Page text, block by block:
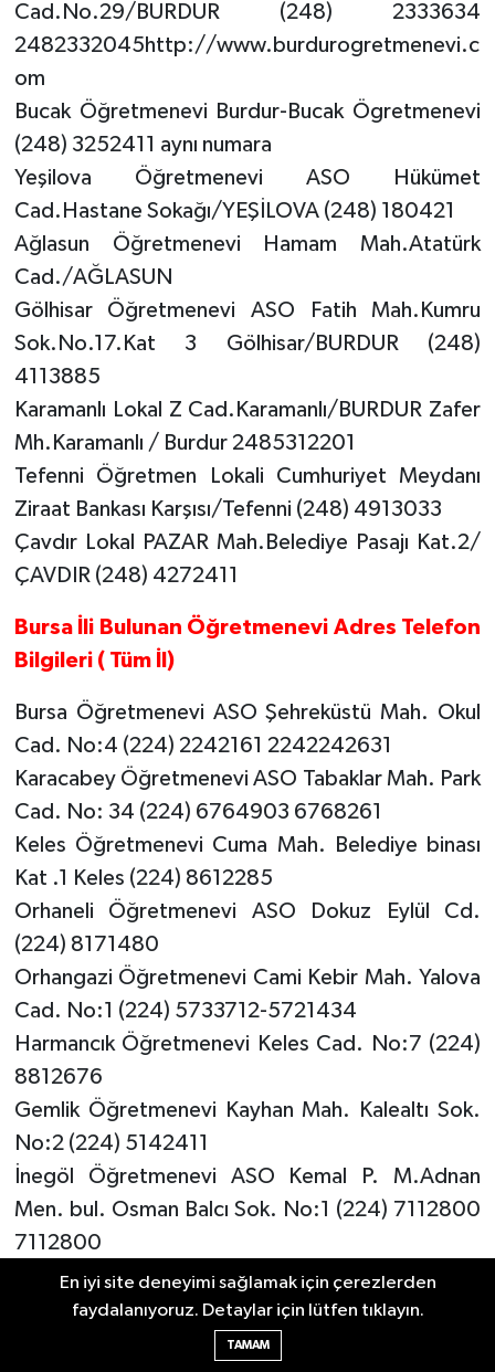
Cad.No.29/BURDUR (248) 2333634
2482332045http://www.burdurogretmenevi.c
om
Bucak Öğretmenevi Burdur-Bucak Ögretmenevi
(248) 3252411 aynı numara
Yeşilova Öğretmenevi ASO Hükümet
Cad.Hastane Sokağı/YEŞİLOVA (248) 180421
Ağlasun Öğretmenevi Hamam Mah.Atatürk
Cad./AĞLASUN
Gölhisar Öğretmenevi ASO Fatih Mah.Kumru
Sok.No.17.Kat 3 Gölhisar/BURDUR (248)
4113885
Karamanlı Lokal Z Cad.Karamanlı/BURDUR Zafer
Mh.Karamanlı / Burdur 2485312201
Tefenni Öğretmen Lokali Cumhuriyet Meydanı
Ziraat Bankası Karşısı/Tefenni (248) 4913033
Çavdır Lokal PAZAR Mah.Belediye Pasajı Kat.2/
ÇAVDIR (248) 4272411
Bursa İli Bulunan Öğretmenevi Adres Telefon
Bilgileri ( Tüm İl)
Bursa Öğretmenevi ASO Şehreküstü Mah. Okul
Cad. No:4 (224) 2242161 2242242631
Karacabey Öğretmenevi ASO Tabaklar Mah. Park
Cad. No: 34 (224) 6764903 6768261
Keles Öğretmenevi Cuma Mah. Belediye binası
Kat .1 Keles (224) 8612285
Orhaneli Öğretmenevi ASO Dokuz Eylül Cd.
(224) 8171480
Orhangazi Öğretmenevi Cami Kebir Mah. Yalova
Cad. No:1 (224) 5733712-5721434
Harmancık Öğretmenevi Keles Cad. No:7 (224)
8812676
Gemlik Öğretmenevi Kayhan Mah. Kalealtı Sok.
No:2 (224) 5142411
İnegöl Öğretmenevi ASO Kemal P. M.Adnan
Men. bul. Osman Balcı Sok. No:1 (224) 7112800
7112800
M.Kemal PaşaÖğretmenevi ASO Bursa Cad.
Sıraca Mah. (224) 6141033 6123050
Mudanya Öğretmen Lokali Belediye Sarayı Teras
En iyi site deneyimi sağlamak için çerezlerden
faydalanıyoruz. Detaylar için lütfen tıklayın.
TAMAM